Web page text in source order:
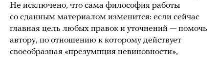
Не исключено, что сама философия работы
со сданным материалом изменится: если сейчас
главная цель любых правок и уточнений — помочь
автору, по отношению к которому действует
своеобразная «презумпция невиновности»,